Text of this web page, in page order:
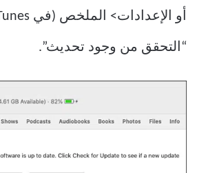
“التحقق من وجود تحديث”.